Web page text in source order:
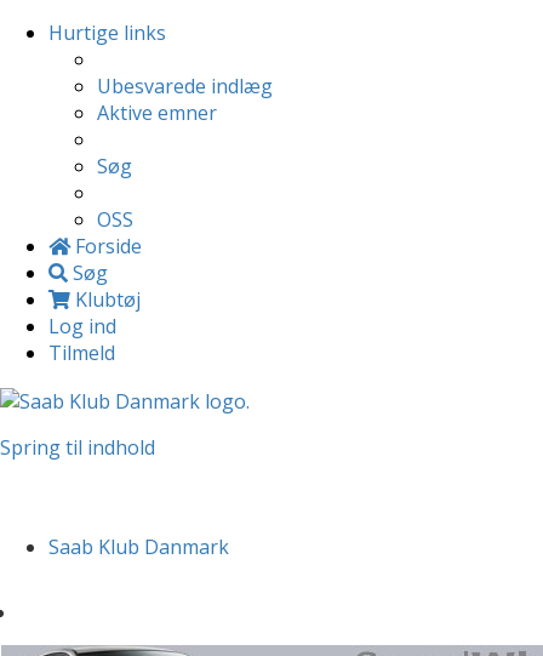
Hurtige links
Ubesvarede indlæg
Aktive emner
Søg
OSS
Forside
Søg
Klubtøj
Log ind
Tilmeld
Spring til indhold
Saab Klub Danmark